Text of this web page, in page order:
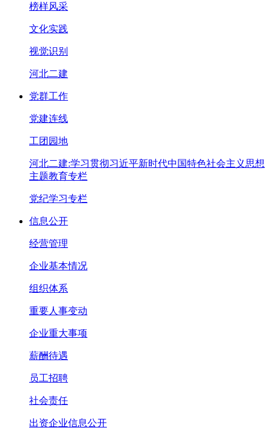
榜样风采
文化实践
视觉识别
河北二建
党群工作
党建连线
工团园地
河北二建:学习贯彻习近平新时代中国特色社会主义思想
主题教育专栏
党纪学习专栏
信息公开
经营管理
企业基本情况
组织体系
重要人事变动
企业重大事项
薪酬待遇
员工招聘
社会责任
出资企业信息公开